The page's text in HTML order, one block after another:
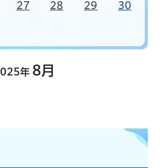
27 28 29 30
年 8月